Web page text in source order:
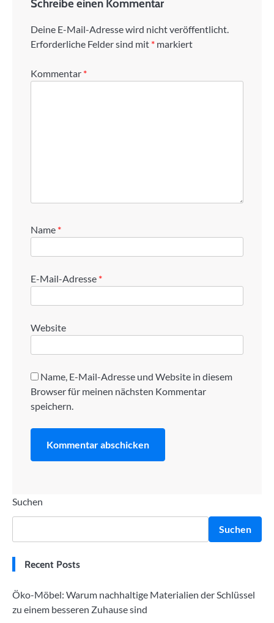
Schreibe einen Kommentar
Deine E-Mail-Adresse wird nicht veröffentlicht.
Erforderliche Felder sind mit * markiert
Kommentar *
Name *
E-Mail-Adresse *
Website
Name, E-Mail-Adresse und Website in diesem
Browser für meinen nächsten Kommentar
speichern.
Suchen
Suchen
Recent Posts
Öko-Möbel: Warum nachhaltige Materialien der Schlüssel
zu einem besseren Zuhause sind